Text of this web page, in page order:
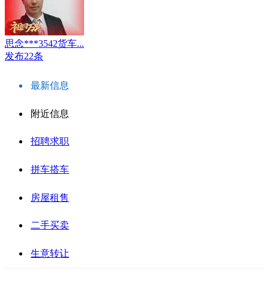
思念***3542货车...
发布22条
最新信息
附近信息
招聘求职
拼车搭车
房屋租售
二手买卖
生意转让